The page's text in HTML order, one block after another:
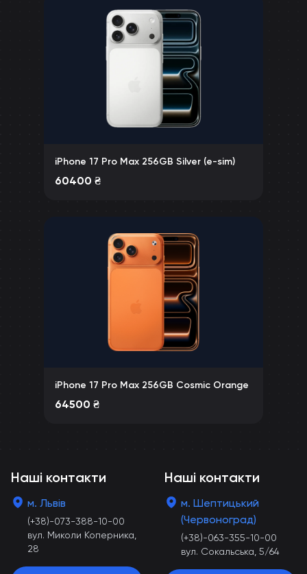
iPhone 17 Pro Max 256GB Silver (e-sim)
60400 ₴
iPhone 17 Pro Max 256GB Cosmic Orange
64500 ₴
Наші контакти
м. Львів
(+38)-073-388-10-00
вул. Миколи Коперника,
28
Наші контакти
м. Шептицький
(Червоноград)
(+38)-063-355-10-00
вул. Сокальська, 5/64